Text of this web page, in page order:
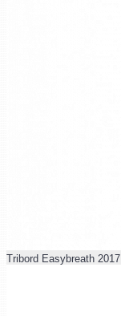
Tribord Easybreath